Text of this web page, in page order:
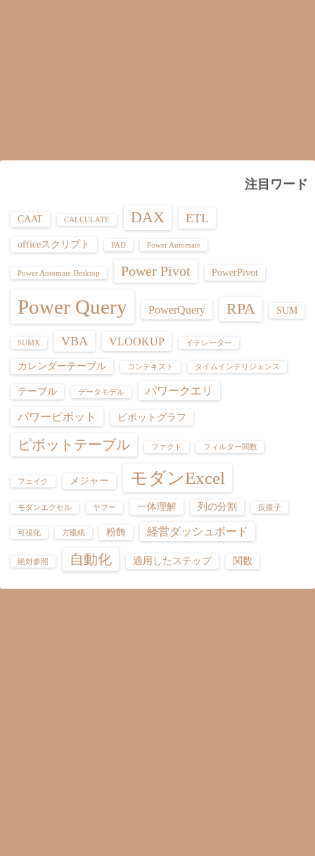
注目ワード
CAAT CALCULATE DAX ETL
officeスクリプト PAD Power Automate
Power Automate Desktop Power Pivot PowerPivot
Power Query PowerQuery RPA SUM
SUMX VBA VLOOKUP イテレーター
カレンダーテーブル コンテキスト タイムインテリジェンス
テーブル データモデル
パワークエリ
パワーピボット
ピボットグラフ
ピボットテーブル ファクト フィルター関数
フェイク メジャー モダンExcel
モダンエクセル ヤフー 一体理解 列の分割 反復子
可視化 方眼紙 粉飾 経営ダッシュボード
絶対参照 自動化 適用したステップ 関数